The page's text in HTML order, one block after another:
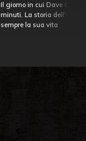
Il giorno in cui Dave
minuti. La storia
sempre la sua vita